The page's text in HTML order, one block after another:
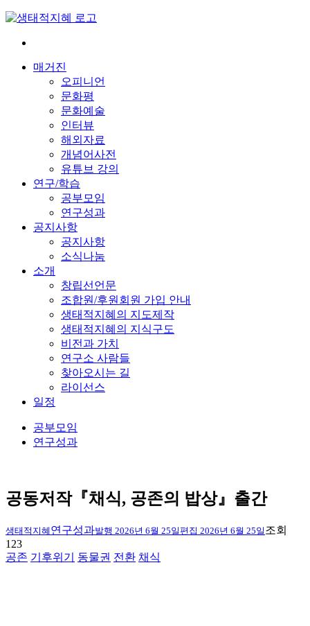
Skip
content
매거진
오피니언
문화평
문화예술
인터뷰
해외자료
개념어사전
유튜브 강의
연구/학습
공부모임
연구성과
공지사항
공지사항
소식나눔
소개
창립선언문
조합원/후원회원 가입 안내
생태적지혜의 지도제작
생태적지혜의 지식구도
비전과 가치
연구소 사람들
찾아오시는 길
라이선스
일정
공부모임
연구성과
공동저작『채식, 공존의 밥상』출간
생태적지혜 연구성과발행 2026년 6월 25일 편집 2026년 6월 25일 조회
123
공존 기후위기 동물권 전환 채식